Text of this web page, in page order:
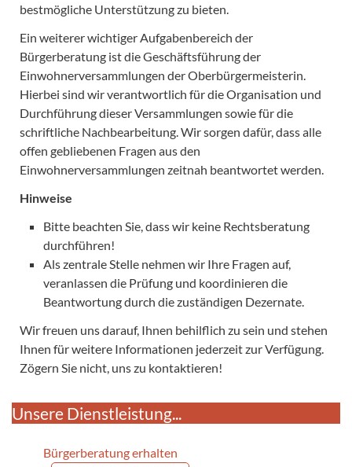
bestmögliche Unterstützung zu bieten.
Ein weiterer wichtiger Aufgabenbereich der
Bürgerberatung ist die Geschäftsführung der
Einwohnerversammlungen der Oberbürgermeisterin.
Hierbei sind wir verantwortlich für die Organisation und
Durchführung dieser Versammlungen sowie für die
schriftliche Nachbearbeitung. Wir sorgen dafür, dass alle
offen gebliebenen Fragen aus den
Einwohnerversammlungen zeitnah beantwortet werden.
Hinweise
Bitte beachten Sie, dass wir keine Rechtsberatung
durchführen!
Als zentrale Stelle nehmen wir Ihre Fragen auf,
veranlassen die Prüfung und koordinieren die
Beantwortung durch die zuständigen Dezernate.
Wir freuen uns darauf, Ihnen behilflich zu sein und stehen
Ihnen für weitere Informationen jederzeit zur Verfügung.
Zögern Sie nicht, uns zu kontaktieren!
Unsere Dienstleistung...
Bürgerberatung erhalten